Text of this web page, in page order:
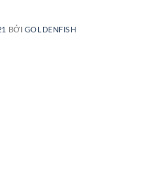
BỞI GOLDENFISH